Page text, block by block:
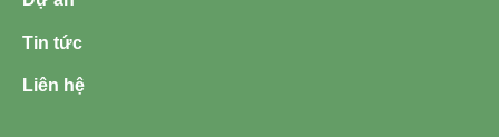
Tin tức
Liên hệ